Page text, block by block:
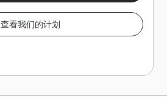
查看我们的计划